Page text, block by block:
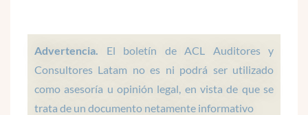
a
p
p
o
o
k
d
i
n
g
r
a
m
b
e
Advertencia.
El boletín de ACL Auditores y
Consultores Latam no es ni podrá ser utilizado
como asesoría u opinión legal, en vista de que se
trata de un documento netamente informativo